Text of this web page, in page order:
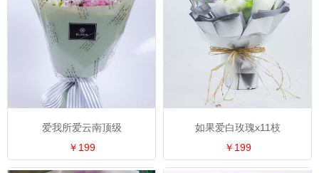
爱我所爱云南顶级
￥199
如果爱白玫瑰x11枝
￥199